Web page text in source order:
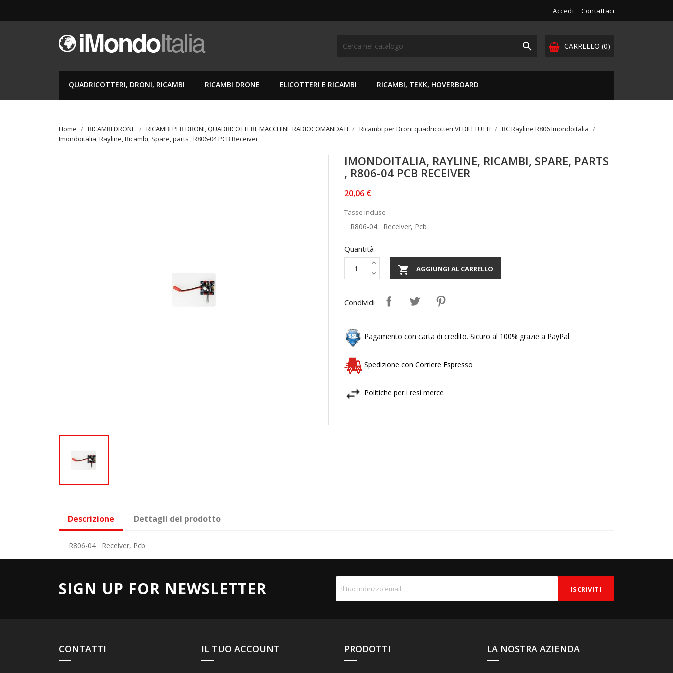
Accedi Contattaci
CARRELLO (0)

QUADRICOTTERI, DRONI, RICAMBI RICAMBI DRONE ELICOTTERI E RICAMBI RICAMBI, TEKK, HOVERBOARD
Home RICAMBI DRONE RICAMBI PER DRONI, QUADRICOTTERI, MACCHINE RADIOCOMANDATI Ricambi per Droni quadricotteri VEDILI TUTTI
RC Rayline R806 Imondoitalia
Imondoitalia, Rayline, Ricambi, Spare, parts , R806-04 PCB Receiver
IMONDOITALIA, RAYLINE, RICAMBI, SPARE, PARTS
, R806-04 PCB RECEIVER
20,06 €
Tasse incluse
R806-04 Receiver, Pcb
Quantità
 AGGIUNGI AL CARRELLO
Condividi
Pagamento con carta di credito. Sicuro al 100% grazie a PayPal
Spedizione con Corriere Espresso
Politiche per i resi merce
Descrizione Dettagli del prodotto
R806-04 Receiver, Pcb
SIGN UP FOR NEWSLETTER
CONTATTI IL TUO ACCOUNT PRODOTTI LA NOSTRA AZIENDA